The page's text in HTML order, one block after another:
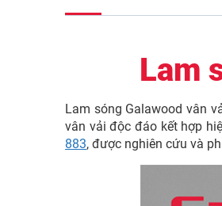
Lam
Lam sóng Galawood vân
vân vải độc đáo kết hợp
883, được nghiên cứu và